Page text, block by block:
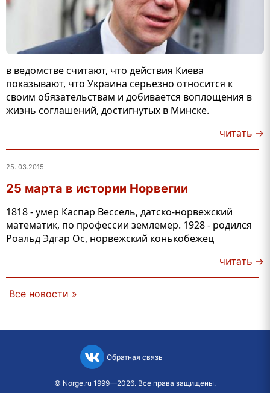
в ведомстве считают, что действия Киева
показывают, что Украина серьезно относится к
своим обязательствам и добивается воплощения в
жизнь соглашений, достигнутых в Минске.
читать →
25. 03.2015
25 марта в истории Норвегии
1818 - умер Каспар Вессель, датско-норвежский
математик, по профессии землемер. 1928 - родился
Роальд Эдгар Ос, норвежский конькобежец
читать →
Все новости »
Обратная связь
© Norge.ru 1999—2026. Все права защищены.